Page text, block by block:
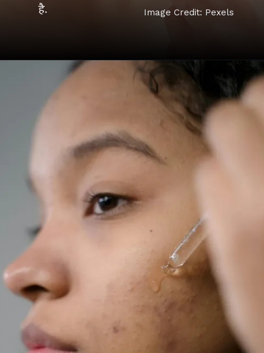
Image Credit: Pexels